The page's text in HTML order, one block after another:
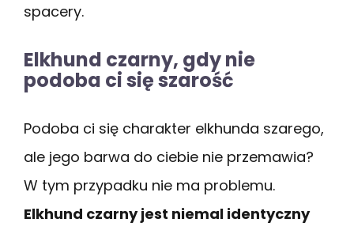
spacery.
Elkhund czarny, gdy nie
podoba ci się szarość
Podoba ci się charakter elkhunda szarego,
ale jego barwa do ciebie nie przemawia?
W tym przypadku nie ma problemu.
Elkhund czarny jest niemal identyczny